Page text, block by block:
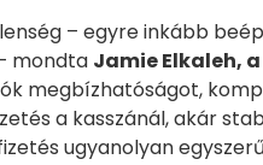
– egyre inkább
mondta Jamie Elkaleh,
megbízhatóságot,
a kasszánál, akár
ugyanolyan